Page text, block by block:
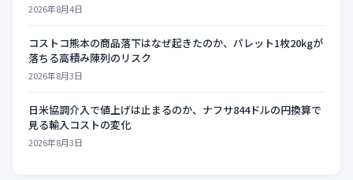
2026年8月4日
コストコ熊本の商品落下はなぜ起きたのか、パレット1枚20kgが
落ちる高積み陳列のリスク
2026年8月3日
日米協調介入で値上げは止まるのか、ナフサ844ドルの円換算で
見る輸入コストの変化
2026年8月3日